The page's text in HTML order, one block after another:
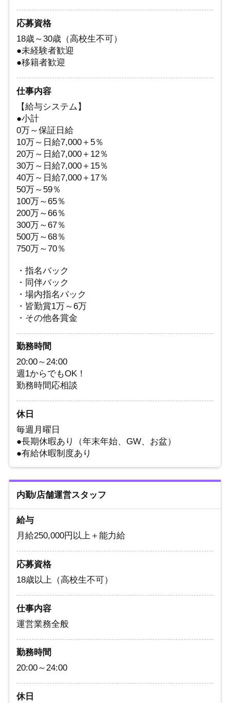
応募資格
18歳～30歳（高校生不可）
●未経験者歓迎
●移籍者歓迎
仕事内容
【給与システム】
●小計
0万～保証日給
10万～日給7,000＋5％
20万～日給7,000＋12％
30万～日給7,000＋15％
40万～日給7,000＋17％
50万～59％
100万～65％
200万～66％
300万～67％
500万～68％
750万～70％
・指名バック
・同伴バック
・場内指名バック
・皆勤賞1万～6万
・その他各賞金
勤務時間
20:00～24:00
週1からでもOK！
勤務時間応相談
休日
毎週月曜日
●長期休暇あり（年末年始、GW、お盆）
●有給休暇制度あり
内勤/店舗運営スタッフ
給与
月給250,000円以上＋能力給
応募資格
18歳以上（高校生不可）
仕事内容
運営業務全般
勤務時間
20:00～24:00
休日